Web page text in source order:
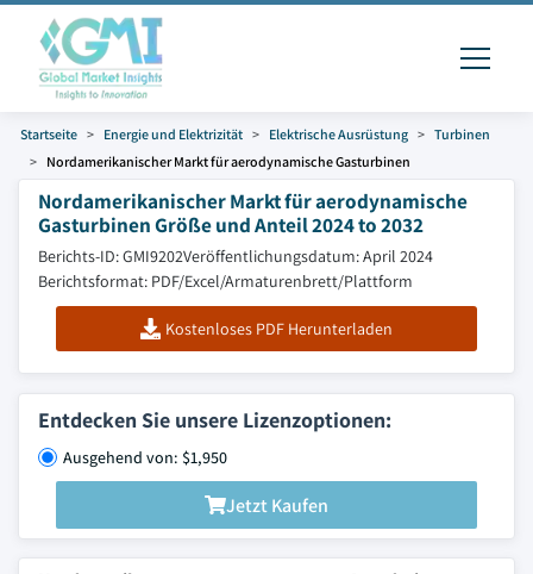
Startseite Energie und Elektrizität Elektrische Ausrüstung
Turbinen
Nordamerikanischer Markt für aerodynamische Gasturbinen
Nordamerikanischer Markt für aerodynamische
Gasturbinen Größe und Anteil 2024 to 2032
Berichts-ID: GMI9202Veröffentlichungsdatum: April 2024
Berichtsformat: PDF/Excel/Armaturenbrett/Plattform
Kostenloses PDF Herunterladen
Entdecken Sie unsere Lizenzoptionen:
Ausgehend von: $1,950
Jetzt Kaufen